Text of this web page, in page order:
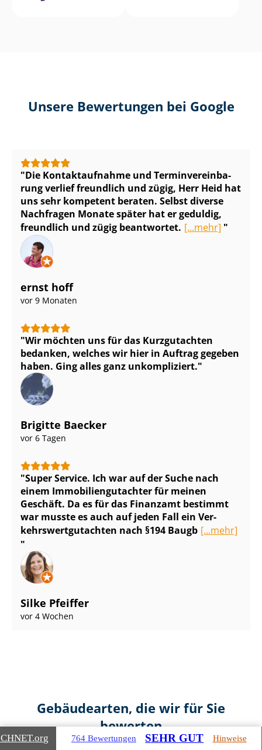
Unsere Bewertungen bei Google
Die Kontaktaufnahme und Ter­min­ver­ein­ba­
rung verlief freundlich und zügig, Herr Heid hat
uns sehr kompetent beraten. Selbst diverse
Nachfragen Monate später hat er geduldig,
freundlich und zügig beantwortet. [...mehr]
ernst hoff
vor 9 Monaten
Wir möchten uns für das Kurzgutachten
bedanken, welches wir hier in Auftrag gegeben
haben. Ging alles ganz unkompliziert.
Brigitte Baecker
vor 6 Tagen
Super Service. Ich war auf der Suche nach
einem Im­mo­bi­li­en­gut­ach­ter für meinen
Geschäft. Da es für das Finanzamt bestimmt
war musste es auch auf jeden Fall ein Ver­
kehrs­wert­gut­ach­ten nach §194 Baugb [...mehr]
Silke Pfeiffer
vor 4 Wochen
Gebäudearten, die wir für Sie
bewerten
.org 764 Bewertungen SEHR GUT Hinweise